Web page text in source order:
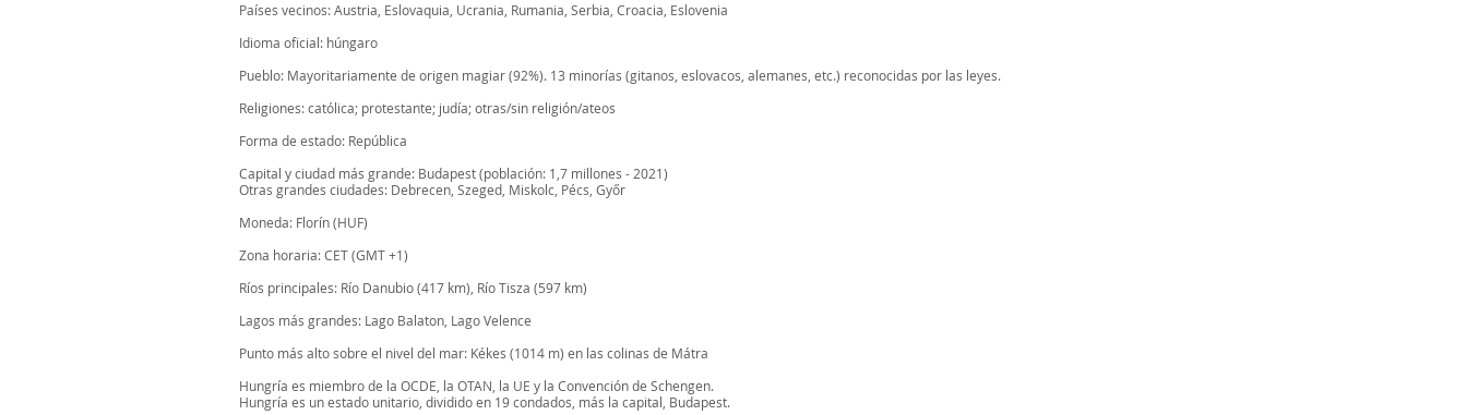
Países vecinos: Austria, Eslovaquia, Ucrania, Rumania, Serbia, Croacia, Eslovenia
Idioma oficial: húngaro
Pueblo: Mayoritariamente de origen magiar (92%). 13 minorías (gitanos, eslovacos, alemanes, etc.) reconocidas por las leyes.
Religiones: católica; protestante; judía; otras/sin religión/ateos
Forma de estado: República
Capital y ciudad más grande: Budapest (población: 1,7 millones - 2021)
Otras grandes ciudades: Debrecen, Szeged, Miskolc, Pécs, Győr
Moneda: Florín (HUF)
Zona horaria: CET (GMT +1)
Ríos principales: Río Danubio (417 km), Río Tisza (597 km)
Lagos más grandes: Lago Balaton, Lago Velence
Punto más alto sobre el nivel del mar: Kékes (1014 m) en las colinas de Mátra
Hungría es miembro de la OCDE, la OTAN, la UE y la Convención de Schengen.
Hungría es un estado unitario, dividido en 19 condados, más la capital, Budapest.